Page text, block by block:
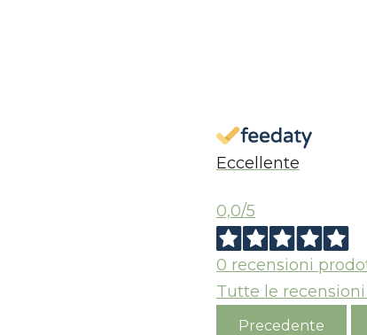
Eccellente
0,0/5
0 recensioni
Tutte le recensioni
Precedente